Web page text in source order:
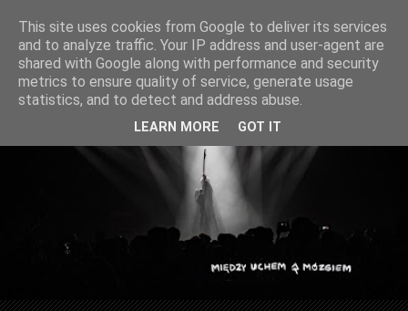
This site uses cookies from Google to deliver its services
and to analyze traffic. Your IP address and user-agent are
shared with Google along with performance and security
metrics to ensure quality of service, generate usage
statistics, and to detect and address abuse.
LEARN MORE GOT IT